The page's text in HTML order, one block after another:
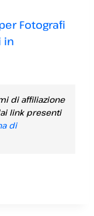
Fotografi
in
di affiliazione
link presenti
di